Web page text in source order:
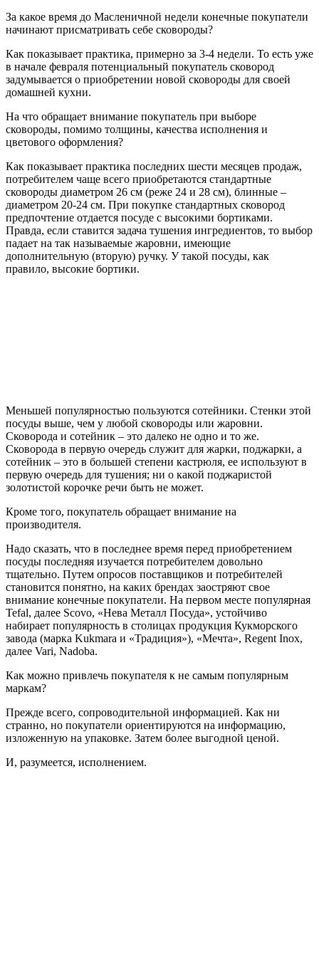
За какое время до Масленичной недели конечные покупатели
начинают присматривать себе сковороды?
Как показывает практика, примерно за 3-4 недели. То есть уже
в начале февраля потенциальный покупатель сковород
задумывается о приобретении новой сковороды для своей
домашней кухни.
На что обращает внимание покупатель при выборе
сковороды, помимо толщины, качества исполнения и
цветового оформления?
Как показывает практика последних шести месяцев продаж,
потребителем чаще всего приобретаются стандартные
сковороды диаметром 26 см (реже 24 и 28 см), блинные –
диаметром 20-24 см. При покупке стандартных сковород
предпочтение отдается посуде с высокими бортиками.
Правда, если ставится задача тушения ингредиентов, то выбор
падает на так называемые жаровни, имеющие
дополнительную (вторую) ручку. У такой посуды, как
правило, высокие бортики.
Меньшей популярностью пользуются сотейники. Стенки этой
посуды выше, чем у любой сковороды или жаровни.
Сковорода и сотейник – это далеко не одно и то же.
Сковорода в первую очередь служит для жарки, поджарки, а
сотейник – это в большей степени кастрюля, ее используют в
первую очередь для тушения; ни о какой поджаристой
золотистой корочке речи быть не может.
Кроме того, покупатель обращает внимание на
производителя.
Надо сказать, что в последнее время перед приобретением
посуды последняя изучается потребителем довольно
тщательно. Путем опросов поставщиков и потребителей
становится понятно, на каких брендах заостряют свое
внимание конечные покупатели. На первом месте популярная
Tefal, далее Scovo, «Нева Металл Посуда», устойчиво
набирает популярность в столицах продукция Кукморского
завода (марка Kukmara и «Традиция»), «Мечта», Regent Inox,
далее Vari, Nadoba.
Как можно привлечь покупателя к не самым популярным
маркам?
Прежде всего, сопроводительной информацией. Как ни
странно, но покупатели ориентируются на информацию,
изложенную на упаковке. Затем более выгодной ценой.
И, разумеется, исполнением.